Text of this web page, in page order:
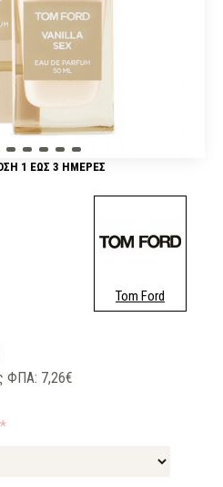
ΦΠΑ: 7,26€
1 ΈΩΣ 3 ΗΜΈΡΕΣ
Tom Ford